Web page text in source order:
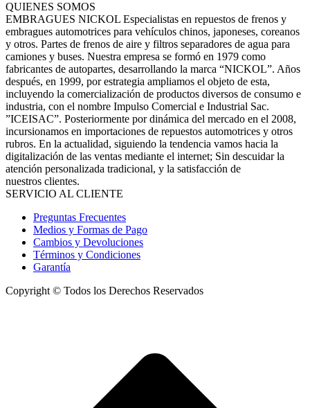
QUIENES SOMOS
EMBRAGUES NICKOL Especialistas en repuestos de frenos y
embragues automotrices para vehículos chinos, japoneses, coreanos
y otros. Partes de frenos de aire y filtros separadores de agua para
camiones y buses. Nuestra empresa se formó en 1979 como
fabricantes de autopartes, desarrollando la marca “NICKOL”. Años
después, en 1999, por estrategia ampliamos el objeto de esta,
incluyendo la comercialización de productos diversos de consumo e
industria, con el nombre Impulso Comercial e Industrial Sac.
”ICEISAC”. Posteriormente por dinámica del mercado en el 2008,
incursionamos en importaciones de repuestos automotrices y otros
rubros. En la actualidad, siguiendo la tendencia vamos hacia la
digitalización de las ventas mediante el internet; Sin descuidar la
atención personalizada tradicional, y la satisfacción de
nuestros clientes.
SERVICIO AL CLIENTE
Preguntas Frecuentes
Medios y Formas de Pago
Cambios y Devoluciones
Términos y Condiciones
Garantía
Copyright © Todos los Derechos Reservados